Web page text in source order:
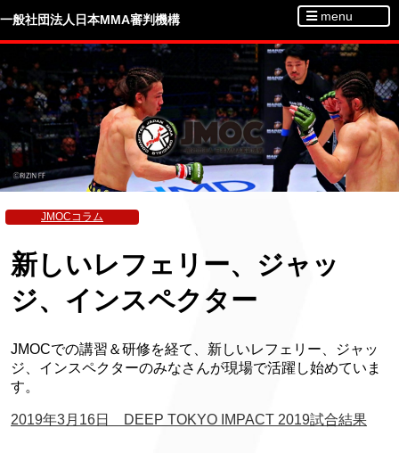
一般社団法人日本MMA審判機構 menu
JMOCコラム
新しいレフェリー、ジャッ
ジ、インスペクター
JMOCでの講習＆研修を経て、新しいレフェリー、ジャッ
ジ、インスペクターのみなさんが現場で活躍し始めていま
す。
2019年3月16日 DEEP TOKYO IMPACT 2019試合結果